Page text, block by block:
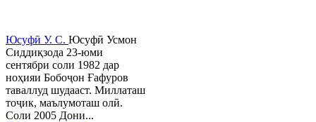
Юсуфӣ У. C. Юсуфӣ Усмон
Сиддиқзода 23-юми
сентябри соли 1982 дар
ноҳияи Бобоҷон Ғафуров
таваллуд шудааст. Миллаташ
тоҷик, маълумоташ олӣ.
Соли 2005 Дони...